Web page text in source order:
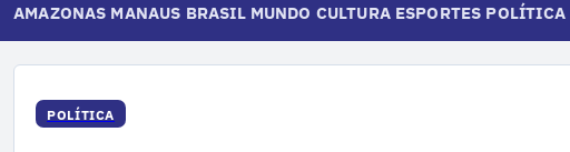
AMAZONAS MANAUS BRASIL MUNDO CULTURA ESPORTES POLÍTICA
POLÍTICA